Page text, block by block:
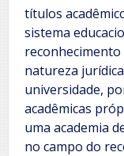
títulos
sistema
reconhecimento
natureza
universidade,
acadêmicas
uma academia
no campo do